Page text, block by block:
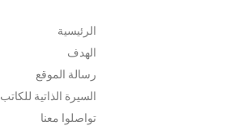
الرئيسية
الهدف
رسالة الموقع
السيرة الذاتية للكاتب
تواصلوا معنا